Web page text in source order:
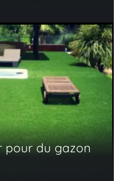
pour du gazon